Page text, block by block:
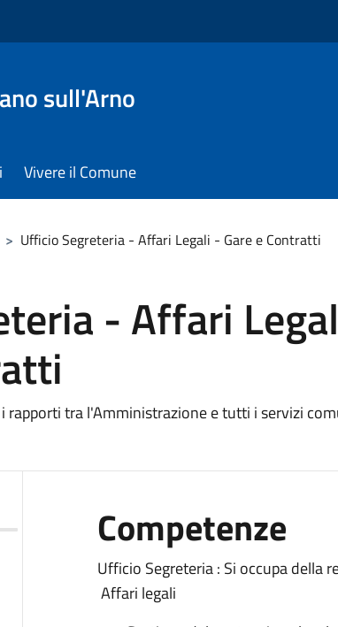
sull'Arno
Vivere il Comune
> Ufficio Segreteria - Affari Legali - Gare e Contratti
- Affari
rapporti tra l'Amministrazione e tutti i servizi
Competenze
Ufficio Segreteria : Si occupa della
Affari legali